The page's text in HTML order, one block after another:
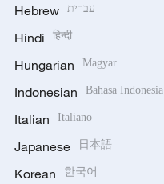
Hebrew עברית
Hindi हिन्दी
Hungarian Magyar
Indonesian Bahasa Indonesia
Italian Italiano
Japanese 日本語
Korean 한국어